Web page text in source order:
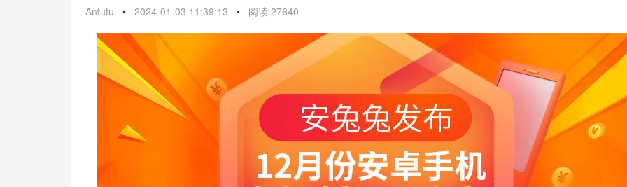
Antutu • 2024-01-03 11:39:13 • 阅读 27640